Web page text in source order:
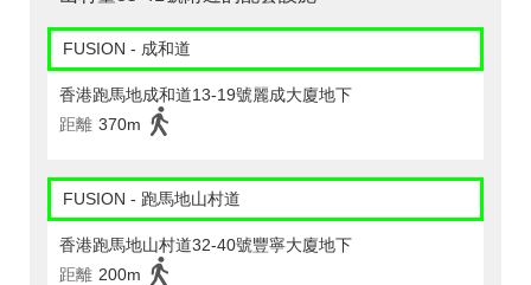
FUSION - 成和道
香港跑馬地成和道13-19號麗成大廈地下
距離 370m
FUSION - 跑馬地山村道
香港跑馬地山村道32-40號豐寧大廈地下
距離 200m